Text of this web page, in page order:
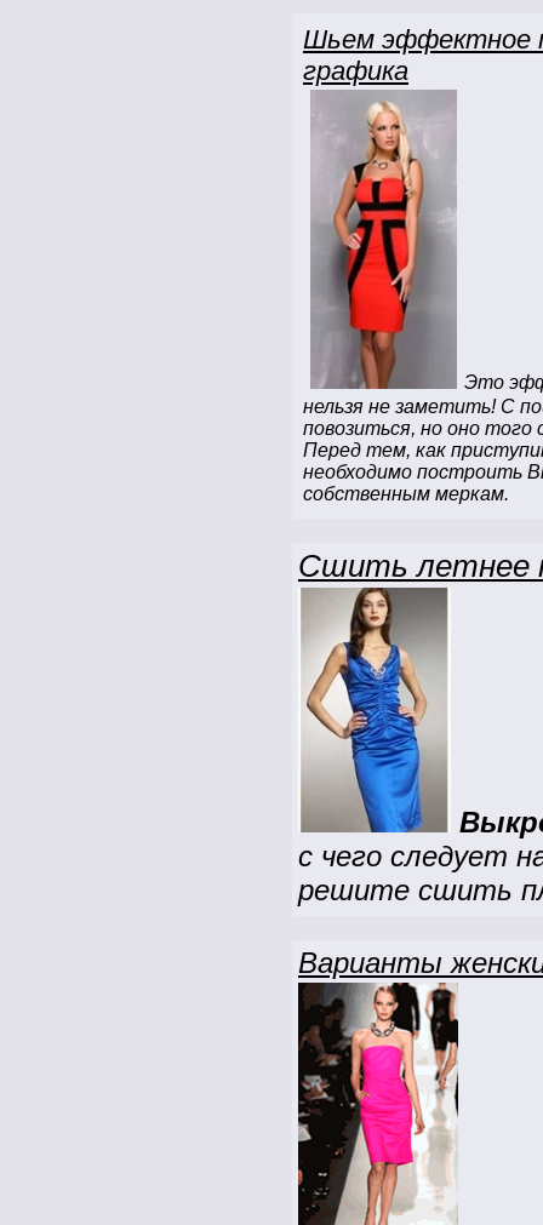
Шьем эффектное
графика
Это
нельзя не заметить! С
повозиться, но оно
Перед тем, как
необходимо построить
собственным меркам.
Сшить летнее
с чего следует
решите сшить
Варианты